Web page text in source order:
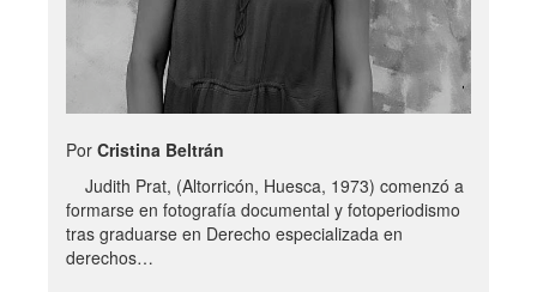
Por Cristina Beltrán
Judith Prat, (Altorricón, Huesca, 1973) comenzó a
formarse en fotografía documental y fotoperiodismo
tras graduarse en Derecho especializada en
derechos…